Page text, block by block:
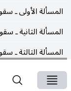
المسألة الأولى ـ
المسألة الثانية ـ
المسألة الثالثة ـ
المسألة الرابعة ـ